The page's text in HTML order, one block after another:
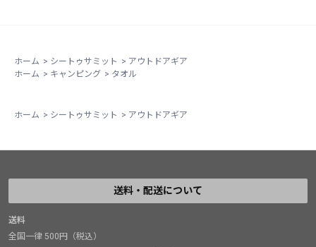
ホーム > シートゥサミット > アウトドアギア
ホーム > キャンピング > タオル
ホーム > シートゥサミット > アウトドアギア
送料・配送について
送料
全国一律 500円（税込）